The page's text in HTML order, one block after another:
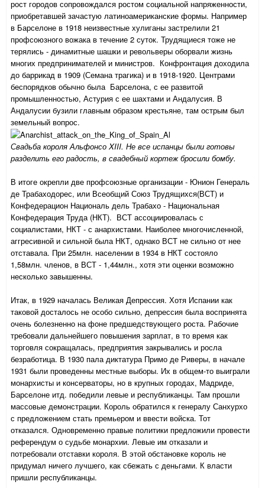
рост городов сопровождался ростом социальной напряженности,
приобретавшей зачастую латиноамериканские формы. Например
в Барселоне в 1918 неизвестные хулиганы застрелили 21
профсоюзного вожака в течение 2 суток. Трудящиеся тоже не
терялись - динамитные шашки и револьверы оборвали жизнь
многих предпринимателей и министров. Конфронтация доходила
до баррикад в 1909 (Семана трагика) и в 1918-1920. Центрами
беспорядков обычно была Барселона, с ее развитой
промышленностью, Астурия с ее шахтами и Андалусия. В
Андалусии бузили главным образом крестьяне, там острым был
земельный вопрос.
Свадьба короля Альфонсо XIII. Не все испанцы были готовы
разделить его радость, в свадебный кортеж бросили бомбу.
В итоге окрепли две профсоюзные организации - Юнион Генераль
де Трабаходорес, или Всеобщий Союз Трудящихся(ВСТ) и
Конфедерацион Националь дель Трабахо - Национальная
Конфедерация Труда (НКТ). ВСТ ассоциировалась с
социалистами, НКТ - с анархистами. Наиболее многочисленной,
аггресивной и сильной была НКТ, однако ВСТ не сильно от нее
отставала. При 25млн. населении в 1934 в НКТ состояло
1,58млн. членов, в ВСТ - 1,44млн., хотя эти оценки возможно
несколько завышенны.
Итак, в 1929 началась Великая Депрессия. Хотя Испании как
таковой досталось не особо сильно, депрессия была воспринята
очень болезненно на фоне предшедствующего роста. Рабочие
требовали дальнейшего повышения зарплат, в то время как
торговля сокращалась, предприятия закрывались и росла
безработица. В 1930 пала диктатура Примо де Риверы, в начале
1931 были проведенны местные выборы. Их в общем-то выиграли
монархисты и консерваторы, но в крупных городах, Мадриде,
Барселоне итд. победили левые и республиканцы. Там прошли
массовые демонстрации. Король обратился к генералу Санхурхо
с предложением стать премьером и ввести войска. Тот
отказался. Одновременно правые политики предложили провести
референдум о судьбе монархии. Левые им отказали и
потребовали отставки короля. В этой обстановке король не
придумал ничего лучшего, как сбежать с деньгами. К власти
пришли республиканцы.